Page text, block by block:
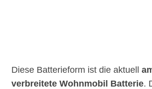
Diese Batterieform ist die aktuell
verbreitete Wohnmobil Batterie.